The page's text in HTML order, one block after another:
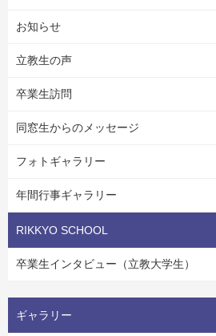
お知らせ
立教生の声
卒業生訪問
同窓生からのメッセージ
フォトギャラリー
年間行事ギャラリー
RIKKYO SCHOOL
卒業生インタビュー（立教大学生）
ギャラリー